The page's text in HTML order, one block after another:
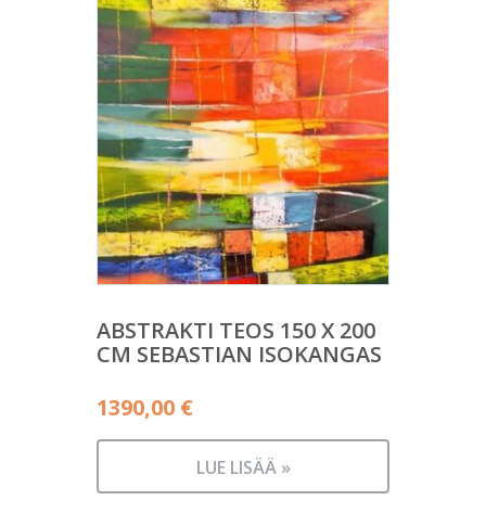
ABSTRAKTI TEOS 150 X 200
CM SEBASTIAN ISOKANGAS
1390,00 €
LUE LISÄÄ »